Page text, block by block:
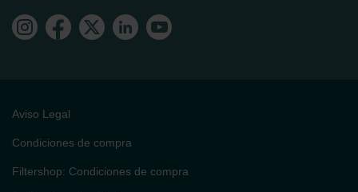
Aviso Legal
Condiciones de compra
Filtershop: Condiciones de compra